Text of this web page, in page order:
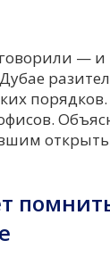
—
порядков.